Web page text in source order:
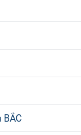
BẮC